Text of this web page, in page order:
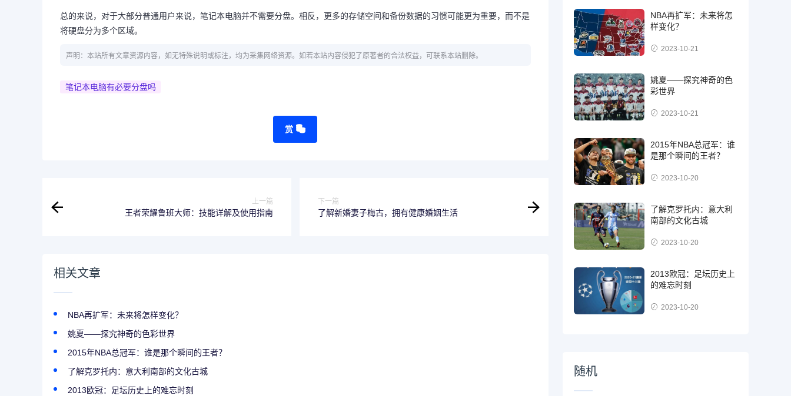
总的来说，对于大部分普通用户来说，笔记本电脑并不需要分盘。相反，更多的存储空间和备份数据的习惯可能更为重要，而不是
将硬盘分为多个区域。
声明：本站所有文章资源内容，如无特殊说明或标注，均为采集网络资源。如若本站内容侵犯了原著者的合法权益，可联系本站删除。
笔记本电脑有必要分盘吗
赏
上一篇
王者荣耀鲁班大师：技能详解及使用指南
下一篇
了解新婚妻子梅古，拥有健康婚姻生活
相关文章
NBA再扩军：未来将怎样变化？
姚夏——探究神奇的色彩世界
2015年NBA总冠军：谁是那个瞬间的王者？
了解克罗托内：意大利南部的文化古城
2013欧冠：足坛历史上的难忘时刻
NBA再扩军：未来将怎
样变化？
2023-10-21
姚夏——探究神奇的色
彩世界
2023-10-21
2015年NBA总冠军：谁
是那个瞬间的王者？
2023-10-20
了解克罗托内：意大利
南部的文化古城
2023-10-20
2013欧冠：足坛历史上
的难忘时刻
2023-10-20
随机